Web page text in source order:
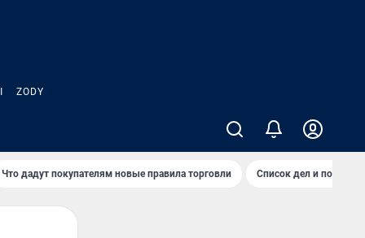
ZODY
Что дадут покупателям новые правила торговли Список дел и покупок